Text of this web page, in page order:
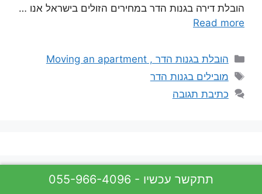
הובלת דירה בגנות הדר במחירים הזולים בישראל אנו …
Read more
קטגוריות
הובלת בגנות הדר , Moving an apartment
תגיות
מובילים בגנות הדר
כתיבת תגובה
055-966-4096 - תתקשר עכשיו